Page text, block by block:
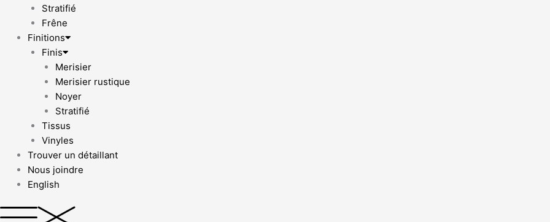
Stratifié
Frêne
Finitions
Finis
Merisier
Merisier rustique
Noyer
Stratifié
Tissus
Vinyles
Trouver un détaillant
Nous joindre
English